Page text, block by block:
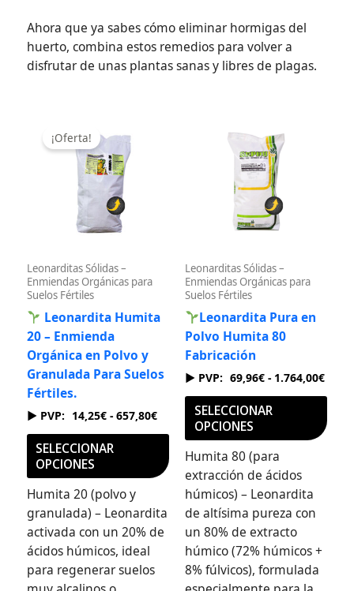
Ahora que ya sabes cómo eliminar hormigas del
huerto, combina estos remedios para volver a
disfrutar de unas plantas sanas y libres de plagas.
¡Oferta!
Leonarditas Sólidas –
Enmiendas Orgánicas para
Suelos Fértiles
Leonardita Humita
20 – Enmienda
Orgánica en Polvo y
Granulada Para Suelos
Fértiles.
14,25€ - 657,80€
SELECCIONAR
OPCIONES
pueden
elegir
página
producto
Humita 20 (polvo y
granulada) – Leonardita
activada con un 20% de
ácidos húmicos, ideal
para regenerar suelos
Leonarditas Sólidas –
Enmiendas Orgánicas para
Suelos Fértiles
Leonardita Pura en
Polvo Humita 80
Fabricación
69,96€ - 1.764,00€
SELECCIONAR
OPCIONES
Humita 80 (para
extracción de ácidos
húmicos) – Leonardita
de altísima pureza con
un 80% de extracto
húmico (72% húmicos +
8% fúlvicos), formulada